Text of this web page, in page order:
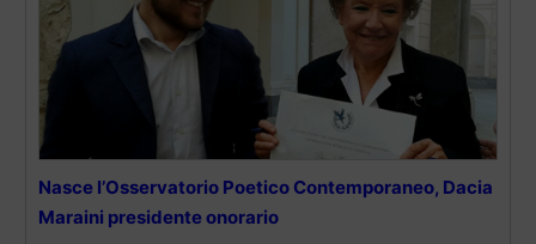
Nasce l’Osservatorio Poetico Contemporaneo, Dacia
Maraini presidente onorario